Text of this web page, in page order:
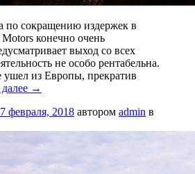
по сокращению издержек в
конечно очень
выход со всех
не особо рентабельна.
из Европы, прекратив
→
февраля, 2018 автором admin в